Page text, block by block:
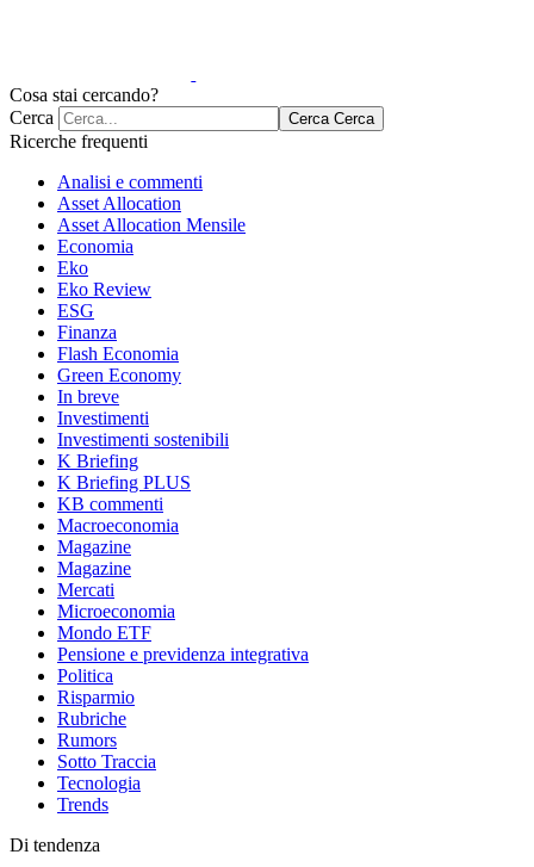
Cosa stai cercando?
Cerca
Cerca Cerca
Ricerche frequenti
Analisi e commenti
Asset Allocation
Asset Allocation Mensile
Economia
Eko
Eko Review
ESG
Finanza
Flash Economia
Green Economy
In breve
Investimenti
Investimenti sostenibili
K Briefing
K Briefing PLUS
KB commenti
Macroeconomia
Magazine
Magazine
Mercati
Microeconomia
Mondo ETF
Pensione e previdenza integrativa
Politica
Risparmio
Rubriche
Rumors
Sotto Traccia
Tecnologia
Trends
Di tendenza